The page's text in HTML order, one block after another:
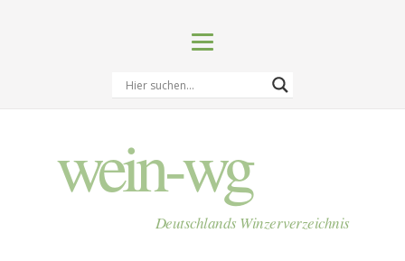
wein-wg
Deutschlands Winzerverzeichnis